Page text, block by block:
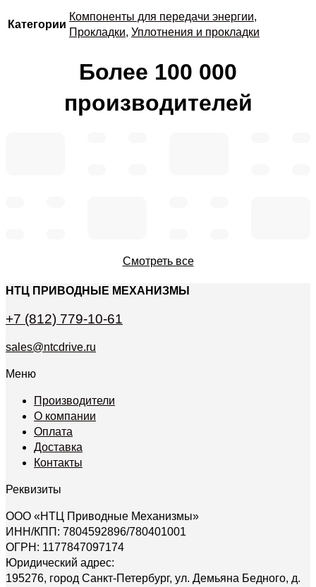
Категории
Компоненты для передачи энергии,
Прокладки, Уплотнения и прокладки
Более 100 000
производителей
Смотреть все
НТЦ ПРИВОДНЫЕ МЕХАНИЗМЫ
+7 (812) 779-10-61
sales@ntcdrive.ru
Меню
Производители
О компании
Оплата
Доставка
Контакты
Реквизиты
ООО «НТЦ Приводные Механизмы»
ИНН/КПП: 7804592896/780401001
ОГРН: 1177847097174
Юридический адрес:
195276, город Санкт-Петербург, ул. Демьяна Бедного, д.